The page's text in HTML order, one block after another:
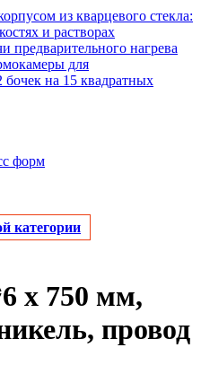
из кварцевого стекла:
и растворах
предварительного нагрева
для
бочек на 15 квадратных
форм
категории
х 750 мм,
провод